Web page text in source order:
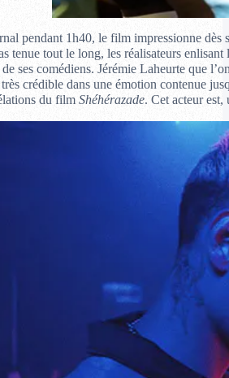
pendant 1h40, le film impressionne dès
tenue tout le long, les réalisateurs
ses comédiens. Jérémie Laheurte que
crédible dans une émotion contenue
du film Shéhérazade. Cet acteur est,